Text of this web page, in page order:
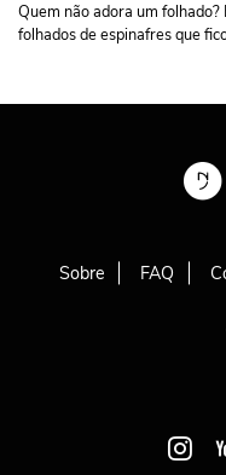
Quem não adora um
folhados de espinafres que
Sobre FAQ